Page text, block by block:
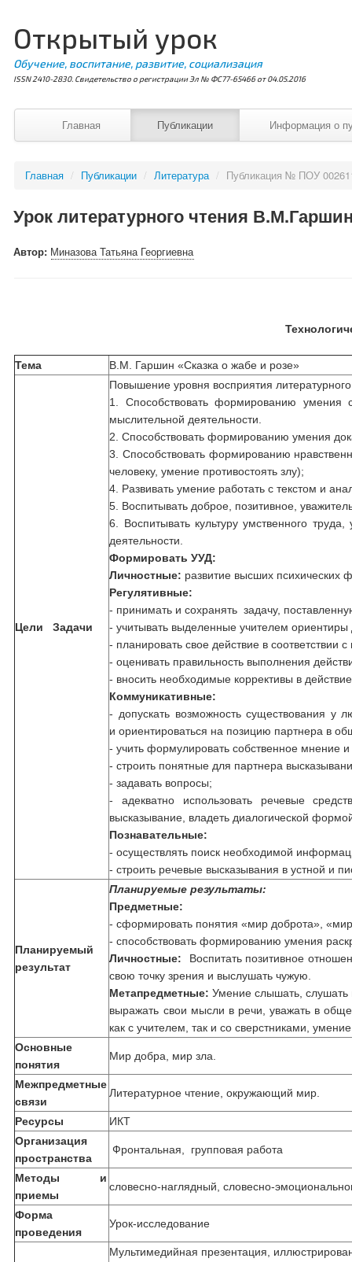
Открытый урок
Обучение, воспитание, развитие, социализация
ISSN 2410-2830. Свидетельство о регистрации Эл № ФС77-65466 от 04.05.2016
Главная Публикации Информация о
Главная / Публикации / Литература / Публикация № ПОУ
Урок литературного чтения
Автор: Миназова Татьяна Георгиевна
Тема В.М. Гаршин «Сказка о жабе и розе»
Цели Задачи
Повышение уровня восприятия
1. Способствовать формированию умения
мыслительной деятельности.
2. Способствовать формированию умения
3. Способствовать формированию
человеку, умение противостоять злу);
4. Развивать умение работать с текстом и
5. Воспитывать доброе, позитивное,
6. Воспитывать культуру умственного
деятельности.
Формировать УУД:
Личностные: развитие высших
Регулятивные:
- принимать и сохранять задачу,
- учитывать выделенные учителем
- планировать свое действие в соответствии
- оценивать правильность выполнения
- вносить необходимые коррективы в
Коммуникативные:
- допускать возможность существования у
и ориентироваться на позицию партнера в
- учить формулировать собственное мнение
- строить понятные для партнера
- задавать вопросы;
- адекватно использовать речевые
высказывание, владеть диалогической
Познавательные:
- осуществлять поиск необходимой
- строить речевые высказывания в устной и
Планируемый
результат
Планируемые результаты:
Предметные:
- сформировать понятия «мир доброта»,
- способствовать формированию умения
Личностные: Воспитать позитивное
свою точку зрения и выслушать чужую.
Метапредметные: Умение слышать, слушать
выражать свои мысли в речи, уважать в
как с учителем, так и со сверстниками,
Основные
понятия
Мир добра, мир зла.
Межпредметные
связи
Литературное чтение, окружающий мир.
Ресурсы
ИКТ
Организация
пространства
Фронтальная, групповая работа
Методы и
приемы
словесно-наглядный, словесно-
Форма
проведения
Урок-исследование
Мультимедийная презентация,